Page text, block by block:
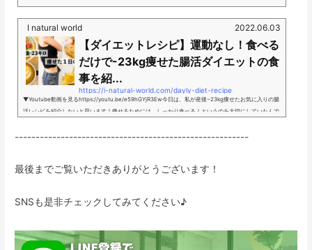
が何度も言っていることですが、美味しいっていうのが超重要！美味しくないと
続けられないし、続けられないと意味がないのでね！だから、味は大丈夫なレシ
ピにしておりますよ！ミコトそれでは早速腸美人ダイエットクッキングスタート
♪▼Youtube動画はこちらからhttps://youtu.be/Y_JfAcVoRoAオートミール...
I natural world 2022.06.03
【ダイエットレシピ】運動なし！食べる
だけで-23kg痩せた腸活ダイエットの食
事を紹...
https://i-natural-world.com/dayly-diet-recipe
▼Youtube動画を見るhttps://youtu.be/e59hGYjR3Ew今日は、私が産後−23kg痩せたお気に入りの腸
活レシピを紹介したいと思います！痩せるためには、しっかり食べる！というのを大切にしていたんで
--------------------------------------------------------
最後までご覧いただきありがとうございます！
SNSも是非チェックしてみてください♪